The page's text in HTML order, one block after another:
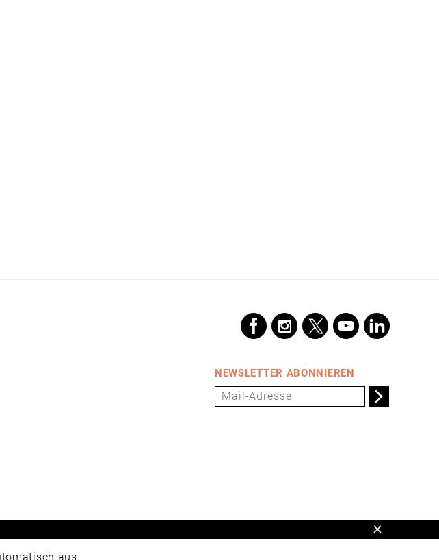
NEWSLETTER ABONNIEREN
aus.
Schließen